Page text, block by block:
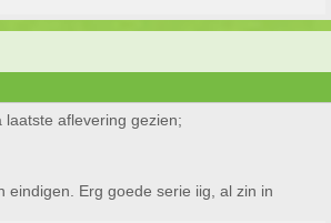
aflevering gezien;
eindigen. Erg goede serie iig, al zin in